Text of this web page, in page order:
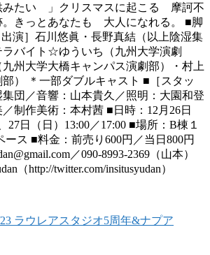
たい 」クリスマスに起こる 摩訶不
きっとあなたも 大人になれる。 ■脚
演］石川悠眞・長野真結（以上陰湿集
ラバイト☆ゆういち（九州大学演劇
州大学大橋キャンパス演劇部）・村上
） ＊一部ダブルキャスト ■［スタッ
団／音響：山本貴久／照明：大園和登
制作美術：本村茜 ■日時：12月26日
27日（日）13:00／17:00 ■場所：B棟１
ース ■料金：前売り600円／当日800円
／090-8993-2369（山本）
（http://twitter.com/insitusyudan）